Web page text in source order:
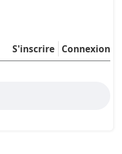
Connexion
S'inscrire